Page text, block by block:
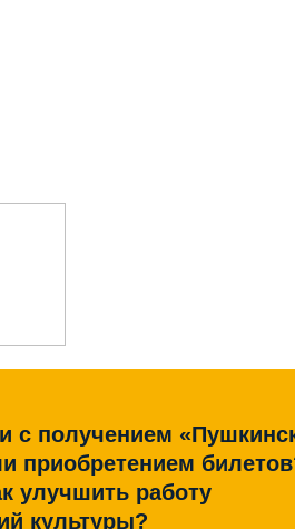
с получением
приобретением
улучшить работу
культуры?